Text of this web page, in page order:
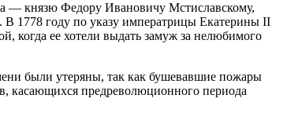
— князю Федору Ивановичу Мстиславскому,
В 1778 году по указу императрицы Екатерины II
когда ее хотели выдать замуж за нелюбимого
были утеряны, так как бушевавшие пожары
касающихся предреволюционного периода